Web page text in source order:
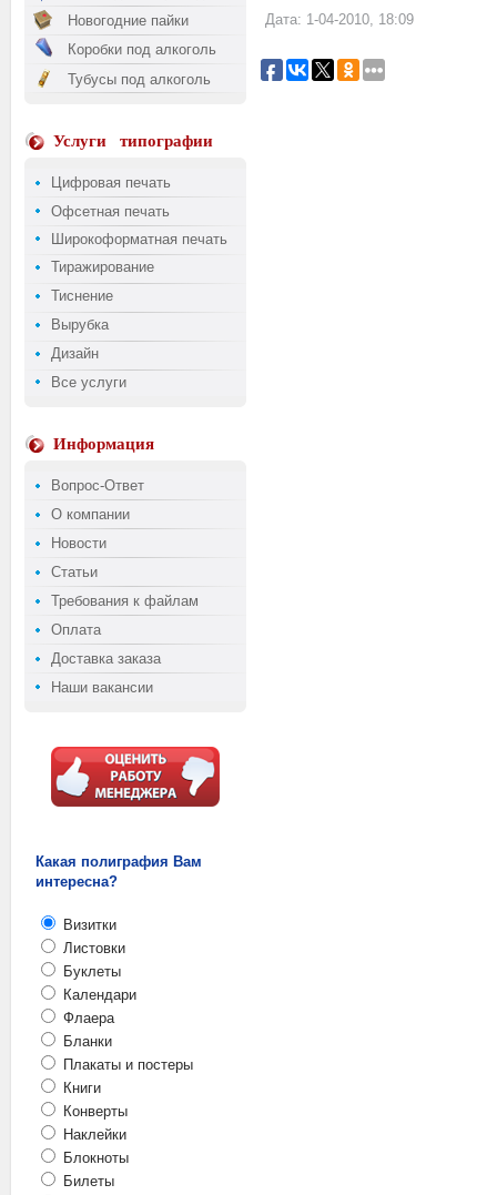
Новогодние пайки
Коробки под алкоголь
Тубусы под алкоголь
Услуги типографии
Цифровая печать
Офсетная печать
Широкоформатная печать
Тиражирование
Тиснение
Вырубка
Дизайн
Все услуги
Информация
Вопрос-Ответ
О компании
Новости
Статьи
Требования к файлам
Оплата
Доставка заказа
Наши вакансии
Какая полиграфия Вам
интересна?
Визитки
Листовки
Буклеты
Календари
Флаера
Бланки
Плакаты и постеры
Книги
Конверты
Наклейки
Блокноты
Билеты
Дата: 1-04-2010, 18:09